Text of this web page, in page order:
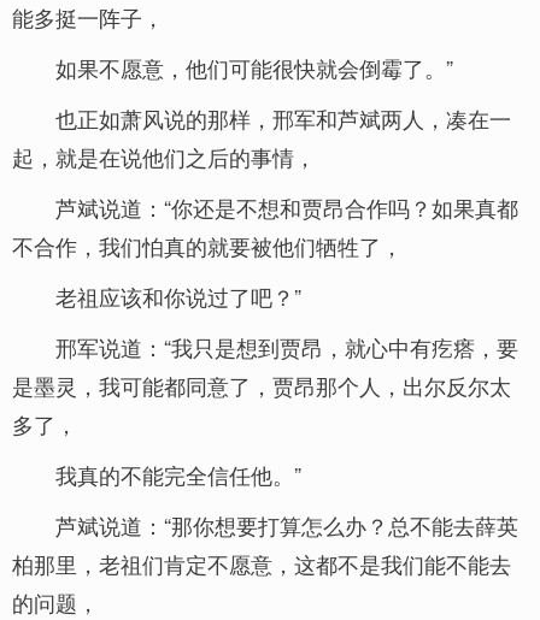
能多挺一阵子，
如果不愿意，他们可能很快就会倒霉了。”
也正如萧风说的那样，邢军和芦斌两人，凑在一
起，就是在说他们之后的事情，
芦斌说道：“你还是不想和贾昂合作吗？如果真都
不合作，我们怕真的就要被他们牺牲了，
老祖应该和你说过了吧？”
邢军说道：“我只是想到贾昂，就心中有疙瘩，要
是墨灵，我可能都同意了，贾昂那个人，出尔反尔太
多了，
我真的不能完全信任他。”
芦斌说道：“那你想要打算怎么办？总不能去薛英
柏那里，老祖们肯定不愿意，这都不是我们能不能去
的问题，